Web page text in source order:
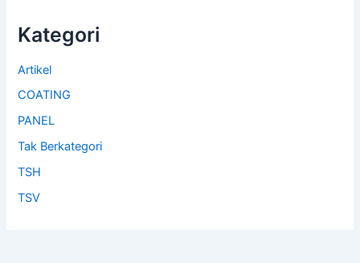
Kategori
Artikel
COATING
PANEL
Tak Berkategori
TSH
TSV